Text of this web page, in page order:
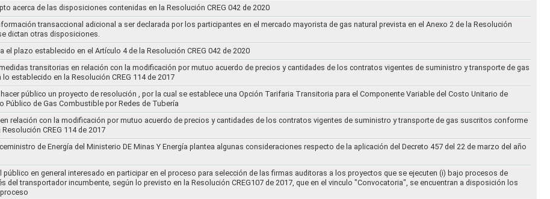
acerca de las disposiciones contenidas en la Resolución CREG 042 de 2020
transaccional adicional a ser declarada por los participantes en el mercado mayorista de gas natural prevista en el Anexo 2 de la Resolución
dictan otras disposiciones.
el plazo establecido en el Artículo 4 de la Resolución CREG 042 de 2020
transitorias en relación con la modificación por mutuo acuerdo de precios y cantidades de los contratos vigentes de suministro y transporte de gas
establecido en la Resolución CREG 114 de 2017
público un proyecto de resolución , por la cual se establece una Opción Tarifaria Transitoria para el Componente Variable del Costo Unitario de
Público de Gas Combustible por Redes de Tubería
relación con la modificación por mutuo acuerdo de precios y cantidades de los contratos vigentes de suministro y transporte de gas suscritos conforme
CREG 114 de 2017
de Energía del Ministerio DE Minas Y Energía plantea algunas consideraciones respecto de la aplicación del Decreto 457 del 22 de marzo del año
público en general interesado en participar en el proceso para selección de las firmas auditoras a los proyectos que se ejecuten (i) bajo procesos de
del transportador incumbente, según lo previsto en la Resolución CREG107 de 2017, que en el vinculo "Convocatoria", se encuentran a disposición los